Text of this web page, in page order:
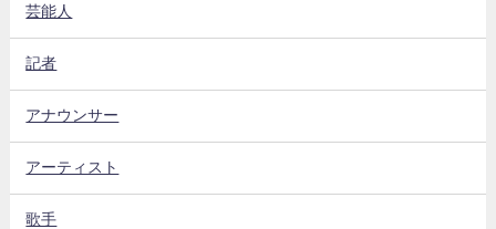
芸能人
記者
アナウンサー
アーティスト
歌手